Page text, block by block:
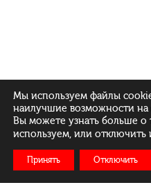
Мы используем файлы
наилучшие возможности на
Вы можете узнать больше
используем, или отключить
Принять Отключить